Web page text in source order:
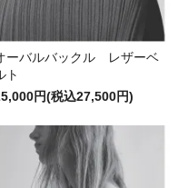
ーバルバックル レザーベ
ト
円(税込27,500円)